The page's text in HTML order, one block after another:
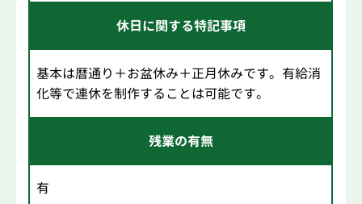
休日に関する特記事項
基本は暦通り＋お盆休み＋正月休みです。有給消
化等で連休を制作することは可能です。
残業の有無
有